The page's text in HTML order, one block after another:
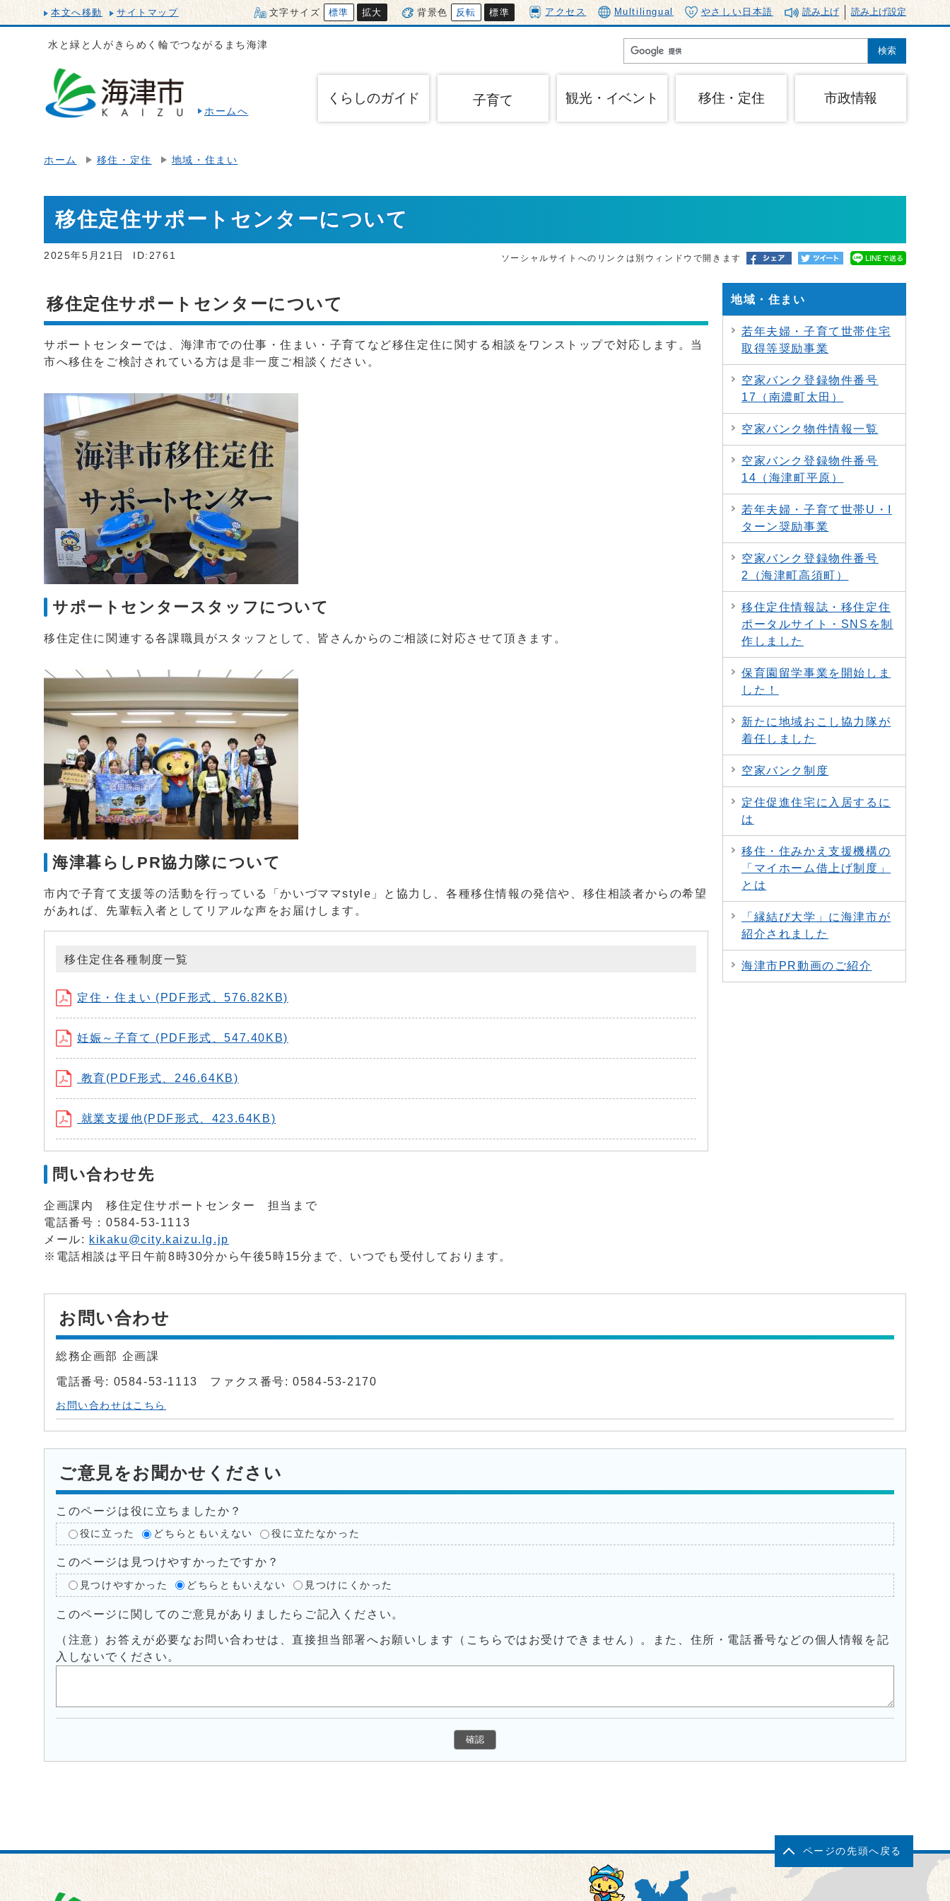
本文へ移動 サイトマップ 文字サイズ 標準 拡大 背景色 反転 標準 アクセス Multilingual やさしい日本語 読み上げ 読み上げ設定
水と緑と人がきらめく輪でつながるまち海津
ホームへ
くらしのガイド 子育て 観光・イベント 移住・定住 市政情報
ホーム 移住・定住 地域・住まい
移住定住サポートセンターについて
2025年5月21日 ID:2761 ソーシャルサイトへのリンクは別ウィンドウで開きます
移住定住サポートセンターについて
サポートセンターでは、海津市での仕事・住まい・子育てなど移住定住に関する相談をワンストップで対応します。当
市へ移住をご検討されている方は是非一度ご相談ください。
サポートセンタースタッフについて
移住定住に関連する各課職員がスタッフとして、皆さんからのご相談に対応させて頂きます。
海津暮らしPR協力隊について
市内で子育て支援等の活動を行っている「かいづママstyle」と協力し、各種移住情報の発信や、移住相談者からの希望
があれば、先輩転入者としてリアルな声をお届けします。
移住定住各種制度一覧
定住・住まい (PDF形式、576.82KB)
妊娠～子育て (PDF形式、547.40KB)
教育(PDF形式、246.64KB)
就業支援他(PDF形式、423.64KB)
問い合わせ先
企画課内 移住定住サポートセンター 担当まで
電話番号：0584-53-1113
メール: kikaku@city.kaizu.lg.jp
※電話相談は平日午前8時30分から午後5時15分まで、いつでも受付しております。
地域・住まい
若年夫婦・子育て世帯住宅
取得等奨励事業
空家バンク登録物件番号
17（南濃町太田）
空家バンク物件情報一覧
空家バンク登録物件番号
14（海津町平原）
若年夫婦・子育て世帯U・I
ターン奨励事業
空家バンク登録物件番号
2（海津町高須町）
移住定住情報誌・移住定住
ポータルサイト・SNSを制
作しました
保育園留学事業を開始しま
した！
新たに地域おこし協力隊が
着任しました
空家バンク制度
定住促進住宅に入居するに
は
移住・住みかえ支援機構の
「マイホーム借上げ制度」
とは
「縁結び大学」に海津市が
紹介されました
海津市PR動画のご紹介
お問い合わせ
総務企画部 企画課
電話番号: 0584-53-1113 ファクス番号: 0584-53-2170
お問い合わせはこちら
ご意見をお聞かせください
このページは役に立ちましたか？
役に立った どちらともいえない 役に立たなかった
このページは見つけやすかったですか？
見つけやすかった どちらともいえない 見つけにくかった
このページに関してのご意見がありましたらご記入ください。
（注意）お答えが必要なお問い合わせは、直接担当部署へお願いします（こちらではお受けできません）。また、住所・電話番号などの個人情報を記
入しないでください。
ページの先頭へ戻る